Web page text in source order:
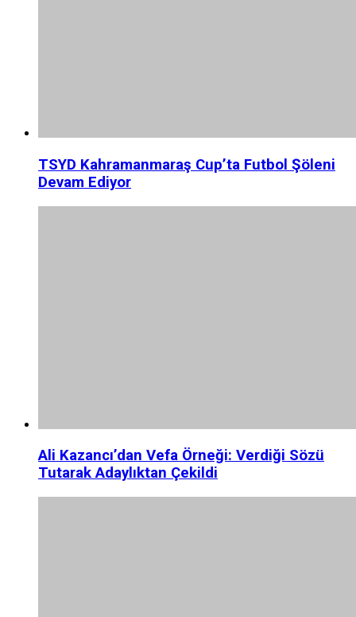
TSYD Kahramanmaraş Cup’ta Futbol Şöleni
Devam Ediyor
Ali Kazancı’dan Vefa Örneği: Verdiği Sözü
Tutarak Adaylıktan Çekildi